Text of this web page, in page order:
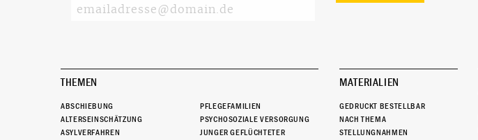
THEMEN
ABSCHIEBUNG
ALTERSEINSCHÄTZUNG
ASYLVERFAHREN
PFLEGEFAMILIEN
PSYCHOSOZIALE VERSORGUNG
JUNGER GEFLÜCHTETER
MATERIALIEN
GEDRUCKT BESTELLBAR
NACH THEMA
STELLUNGNAHMEN